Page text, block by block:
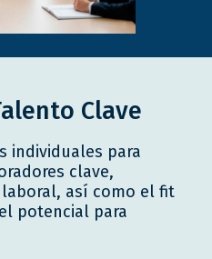
Clave
individuales para
clave,
así como el fit
potencial para